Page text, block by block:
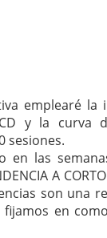
emplearé
y la curva
sesiones.
en las
A
son una
en